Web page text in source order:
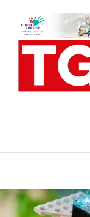
contenuto